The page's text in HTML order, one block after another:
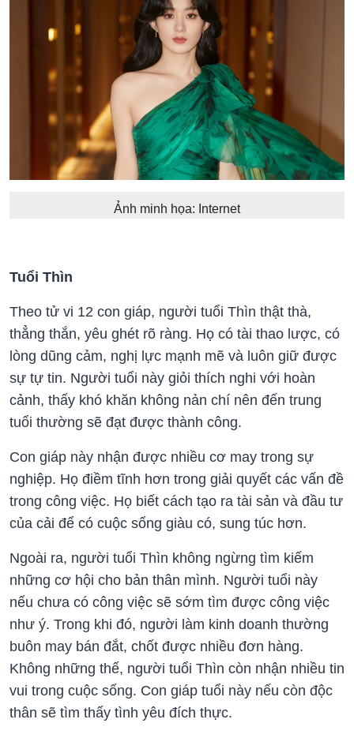
Ảnh minh họa: Internet
Tuổi Thìn
Theo tử vi 12 con giáp, người tuổi Thìn thật thà,
thẳng thắn, yêu ghét rõ ràng. Họ có tài thao lược, có
lòng dũng cảm, nghị lực mạnh mẽ và luôn giữ được
sự tự tin. Người tuổi này giỏi thích nghi với hoàn
cảnh, thấy khó khăn không nản chí nên đến trung
tuổi thường sẽ đạt được thành công.
Con giáp này nhận được nhiều cơ may trong sự
nghiệp. Họ điềm tĩnh hơn trong giải quyết các vấn đề
trong công việc. Họ biết cách tạo ra tài sản và đầu tư
của cải để có cuộc sống giàu có, sung túc hơn.
Ngoài ra, người tuổi Thìn không ngừng tìm kiếm
những cơ hội cho bản thân mình. Người tuổi này
nếu chưa có công việc sẽ sớm tìm được công việc
như ý. Trong khi đó, người làm kinh doanh thường
buôn may bán đắt, chốt được nhiều đơn hàng.
Không những thế, người tuổi Thìn còn nhận nhiều tin
vui trong cuộc sống. Con giáp tuổi này nếu còn độc
thân sẽ tìm thấy tình yêu đích thực.